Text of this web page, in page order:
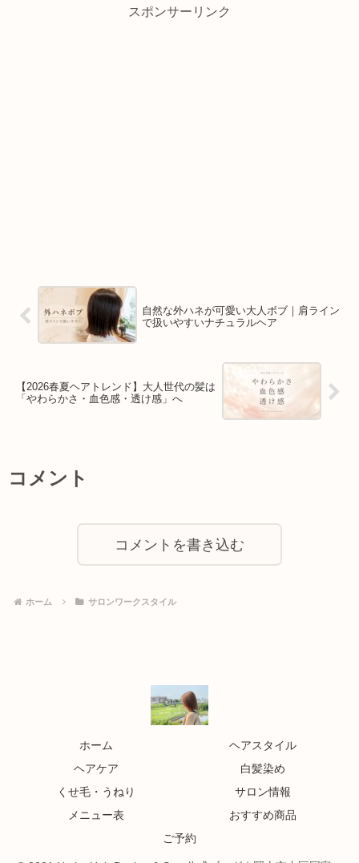
スポンサーリンク
自然な外ハネが可愛い大人ボブ｜肩ライン
で扱いやすいナチュラルヘア
【2026春夏ヘアトレンド】大人世代の髪は
「やわらかさ・血色感・透け感」へ
コメント
コメントを書き込む
ホーム サロンワークスタイル
ホーム
ヘアスタイル
ヘアケア
白髪染め
くせ毛・うねり
サロン情報
メニュー表
おすすめ商品
ご予約